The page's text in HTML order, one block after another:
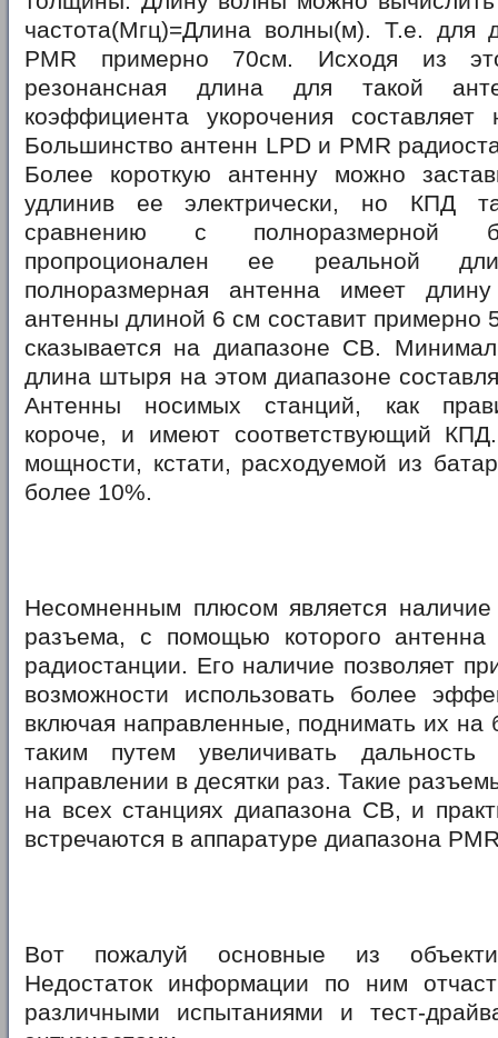
частота(Мгц)=Длина волны(м). Т.е. для
PMR примерно 70см. Исходя из
резонансная длина для такой
коэффициента укорочения
Большинство антенн LPD и PMR
Более короткую антенну можно
удлинив ее электрически, но КПД
сравнению с полноразмерной
пропроционален ее реальной
полноразмерная антенна имеет
антенны длиной 6 см составит примерно
сказывается на диапазоне СВ.
длина штыря на этом диапазоне
Антенны носимых станций, как
короче, и имеют соответствующий
мощности, кстати, расходуемой из
более 10%.
Несомненным плюсом является наличие
разъема, с помощью которого антенна
радиостанции. Его наличие позволяет
возможности использовать более
включая направленные, поднимать их на
таким путем увеличивать
направлении в десятки раз. Такие
на всех станциях диапазона СВ, и
встречаются в аппаратуре диапазона
Вот пожалуй основные из
Недостаток информации по ним
различными испытаниями и тест-